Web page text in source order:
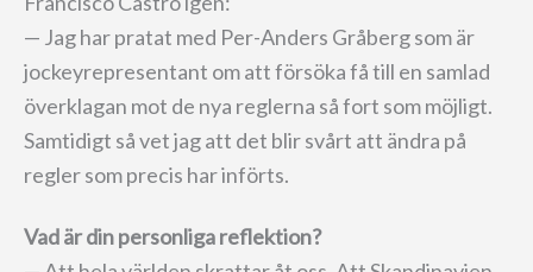
— Jag har pratat med Per-Anders Gråberg som är
jockeyrepresentant om att försöka få till en samlad
överklagan mot de nya reglerna så fort som möjligt.
Samtidigt så vet jag att det blir svårt att ändra på
regler som precis har införts.
Vad är din personliga reflektion?